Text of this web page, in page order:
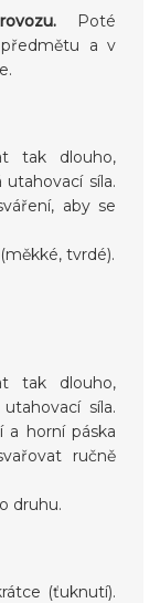
Poté
předmětu a v
tak dlouho,
síla.
aby se
tvrdé).
tak dlouho,
síla.
a horní páska
ručně
druhu.
(ťuknutí).